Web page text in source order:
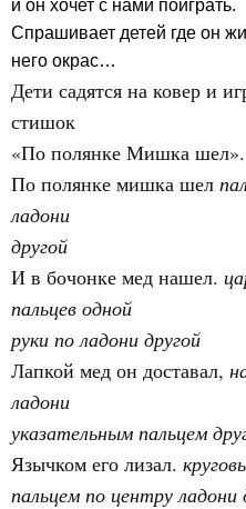
и он хочет с нами поиграть.
Спрашивает детей где он
него окрас…
Дети садятся на ковер и
стишок
«По полянке Мишка шел».
По полянке мишка шел
ладони
другой
И в бочонке мед нашел.
пальцев одной
руки по ладони другой
Лапкой мед он доставал,
ладони
указательным пальцем
Язычком его лизал.
пальцем по центру ладони